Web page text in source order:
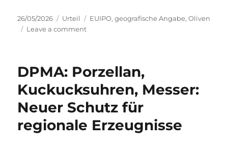
Posted
on
26/05/2026 Categories
Urteil Tags
EUIPO,geografische Angabe,Oliven
Leave a commenton
KALAMATOS
DPMA: Porzellan,
Kuckucksuhren, Messer:
Neuer Schutz für
regionale Erzeugnisse